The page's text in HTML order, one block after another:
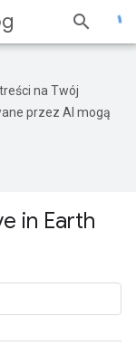
na Twój
przez AI mogą
in Earth